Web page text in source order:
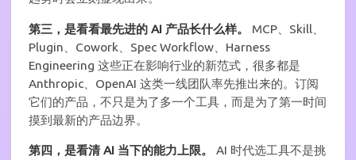
第三，是看看最先进的 AI 产品长什么样。
MCP、Skill、
Plugin、Cowork、Spec Workflow、Harness
Engineering 这些正在影响行业的新范式，很多都是
Anthropic、OpenAI 这类一线团队率先推出来的。订阅
它们的产品，不只是为了多一个工具，而是为了第一时间
摸到最新的产品边界。
第四，是看清 AI 当下的能力上限。
AI 时代选工具不是挑